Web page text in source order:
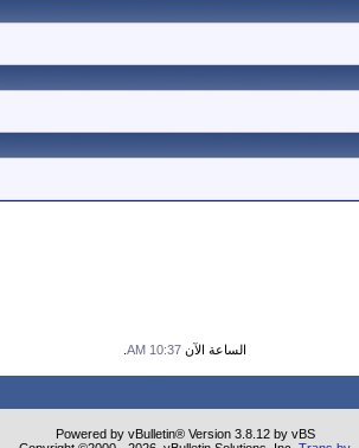
الساعة الآن 10:37 AM
Powered by vBulletin® Version 3.8.12 by vBS